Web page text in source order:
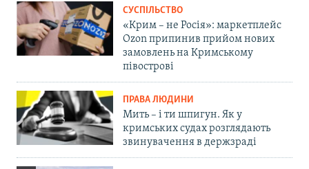
СУСПІЛЬСТВО
«Крим – не Росія»: маркетплейс
Ozon припинив прийом нових
замовлень на Кримському
півострові
ПРАВА ЛЮДИНИ
Мить – і ти шпигун. Як у
кримських судах розглядають
звинувачення в держзраді